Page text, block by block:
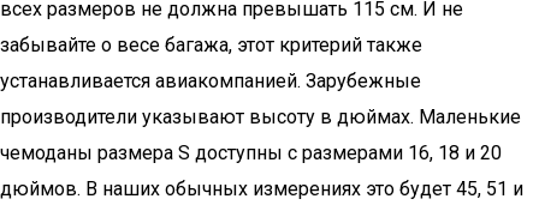
всех размеров не должна превышать 115 см. И не
забывайте о весе багажа, этот критерий также
устанавливается авиакомпанией. Зарубежные
производители указывают высоту в дюймах. Маленькие
чемоданы размера S доступны с размерами 16, 18 и 20
дюймов. В наших обычных измерениях это будет 45, 51 и